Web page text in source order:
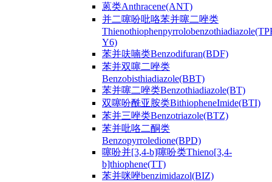
蒽类Anthracene(ANT)
并二噻吩吡咯苯并噻二唑类
Y6)
苯并呋喃类Benzodifuran(BDF)
苯并双噻二唑类
Benzobisthiadiazole(BBT)
苯并噻二唑类Benzothiadiazole(BT)
双噻吩酰亚胺类BithiopheneImide(BTI)
苯并三唑类Benzotriazole(BTZ)
苯并吡咯二酮类
Benzopyrroledione(BPD)
噻吩并[3,4-b]噻吩类Thieno[3,4-
b]thiophene(TT)
苯并咪唑benzimidazol(BIZ)